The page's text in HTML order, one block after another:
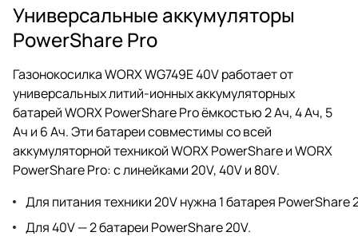
Универсальные аккумуляторы
PowerShare Pro
Газонокосилка WORX WG749E 40V работает от
универсальных литий-ионных аккумуляторных
батарей WORX PowerShare Pro ёмкостью 2 Ач, 4 Ач, 5
Ач и 6 Ач. Эти батареи совместимы со всей
аккумуляторной техникой WORX PowerShare и WORX
PowerShare Pro: с линейками 20V, 40V и 80V.
Для питания техники 20V нужна 1 батарея PowerShare
Для 40V — 2 батареи PowerShare 20V.